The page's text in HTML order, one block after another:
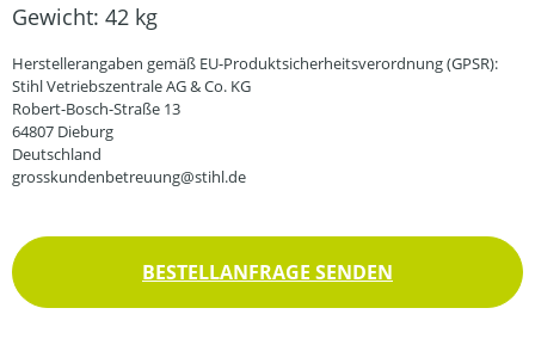
Gewicht: 42 kg
Herstellerangaben gemäß EU-Produktsicherheitsverordnung (GPSR):
Stihl Vetriebszentrale AG & Co. KG
Robert-Bosch-Straße 13
64807 Dieburg
Deutschland
grosskundenbetreuung@stihl.de
BESTELLANFRAGE SENDEN